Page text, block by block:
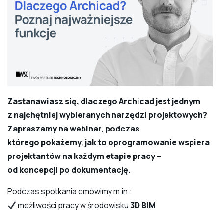
Zastanawiasz się, dlaczego Archicad jest jednym
z najchętniej wybieranych narzędzi projektowych?
Zapraszamy na webinar, podczas
którego pokażemy, jak to oprogramowanie wspiera
projektantów na każdym etapie pracy –
od koncepcji po dokumentację.
Podczas spotkania omówimy m.in.:
możliwości pracy w środowisku3D BIM